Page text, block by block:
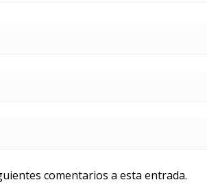
comentarios a esta entrada.